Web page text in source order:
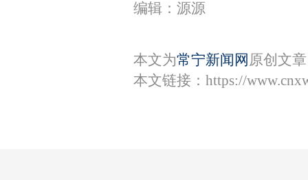
编辑：源源
本文为常宁新闻网 原创文
本文链接： https://